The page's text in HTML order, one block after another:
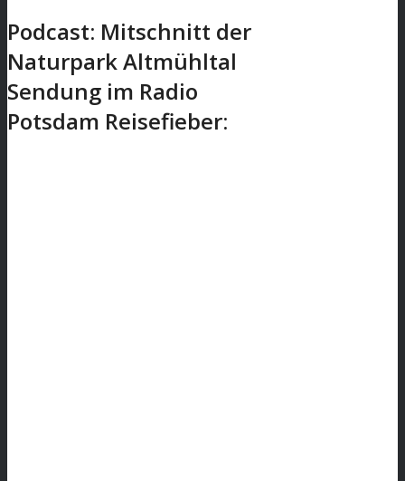
Podcast: Mitschnitt der
Naturpark Altmühltal
Sendung im Radio
Potsdam Reisefieber: